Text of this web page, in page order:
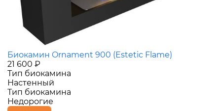
Биокамин Ornament 900 (Estetic Flame)
21 600 ₽
Тип биокамина
Настенный
Тип биокамина
Недорогие